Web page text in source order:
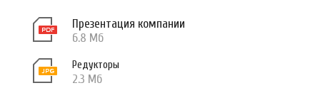
Презентация компании
6.8 Мб
Редукторы
2.3 Мб